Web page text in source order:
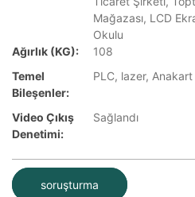
Mağazası, LCD
Okulu
Ağırlık (KG):
108
Temel
Bileşenler:
PLC, lazer, Anakart
Video Çıkış
Denetimi:
Sağlandı
soruşturma